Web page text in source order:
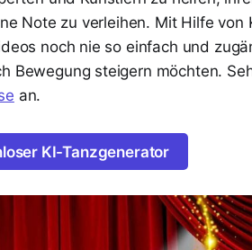
Note zu verleihen. Mit Hilfe von
noch nie so einfach und
Bewegung steigern möchten.
an.
KI-Tanzgenerator